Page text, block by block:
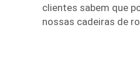
clientes sabem que
nossas cadeiras de